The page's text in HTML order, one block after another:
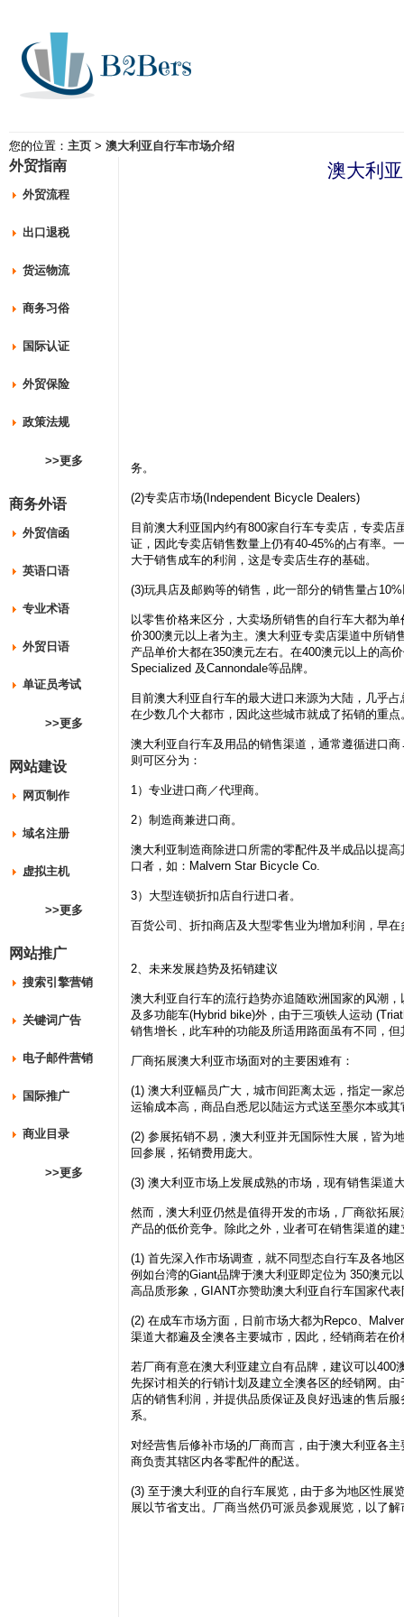
您的位置： 主页 > 澳大利亚自行车市场介绍
外贸指南
外贸流程
出口退税
货运物流
商务习俗
国际认证
外贸保险
政策法规
>>更多
商务外语
外贸信函
英语口语
专业术语
外贸日语
单证员考试
>>更多
网站建设
网页制作
域名注册
虚拟主机
>>更多
网站推广
搜索引擎营销
关键词广告
电子邮件营销
国际推广
商业目录
>>更多
澳大利
务。
(2)专卖店市场(Independent Bicycle Dealers)
目前澳大利亚国内约有800家自行车专卖店，专卖
证，因此专卖店销售数量上仍有40-45%的占有率。
大于销售成车的利润，这是专卖店生存的基础。
(3)玩具店及邮购等的销售，此一部分的销售量占
以零售价格来区分，大卖场所销售的自行车大都为
价300澳元以上者为主。澳大利亚专卖店渠道中所
产品单价大都在350澳元左右。在400澳元以上的高
Specialized 及Cannondale等品牌。
目前澳大利亚自行车的最大进口来源为大陆，几乎
在少数几个大都市，因此这些城市就成了拓销的重点
澳大利亚自行车及用品的销售渠道，通常遵循进
则可区分为：
1）专业进口商／代理商。
2）制造商兼进口商。
澳大利亚制造商除进口所需的零配件及半成品以提
口者，如：Malvern Star Bicycle Co.
3）大型连锁折扣店自行进口者。
百货公司、折扣商店及大型零售业为增加利润，早
2、未来发展趋势及拓销建议
澳大利亚自行车的流行趋势亦追随欧洲国家的风潮
及多功能车(Hybrid bike)外，由于三项铁人运动
销售增长，此车种的功能及所适用路面虽有不同，
厂商拓展澳大利亚市场面对的主要困难有：
(1) 澳大利亚幅员广大，城市间距离太远，指定一家
运输成本高，商品自悉尼以陆运方式送至墨尔本或
(2) 参展拓销不易，澳大利亚并无国际性大展，皆为
回参展，拓销费用庞大。
(3) 澳大利亚市场上发展成熟的市场，现有销售渠道
然而，澳大利亚仍然是值得开发的市场，厂商欲拓
产品的低价竞争。除此之外，业者可在销售渠道的
(1) 首先深入作市场调查，就不同型态自行车及各地
例如台湾的Giant品牌于澳大利亚即定位为 350澳元
高品质形象，GIANT亦赞助澳大利亚自行车国家代
(2) 在成车市场方面，日前市场大都为Repco、
渠道大都遍及全澳各主要城市，因此，经销商若在
若厂商有意在澳大利亚建立自有品牌，建议可以
先探讨相关的行销计划及建立全澳各区的经销网。
店的销售利润，并提供品质保证及良好迅速的售后
系。
对经营售后修补市场的厂商而言，由于澳大利亚各
商负责其辖区内各零配件的配送。
(3) 至于澳大利亚的自行车展览，由于多为地区性展
展以节省支出。厂商当然仍可派员参观展览，以了